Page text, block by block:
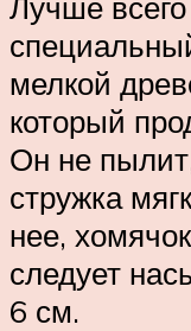
мелкой
который
Он не
стружка
нее,
следует
6 см.